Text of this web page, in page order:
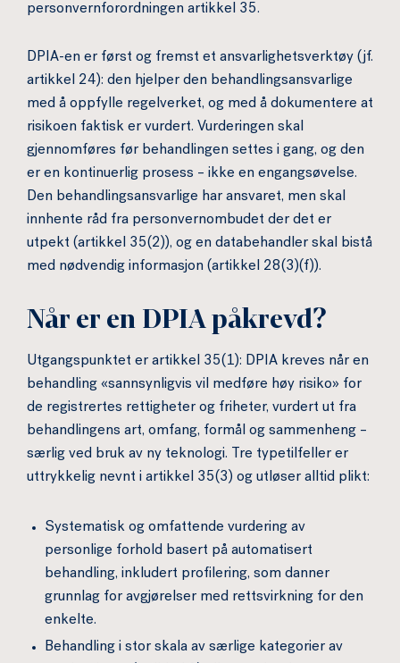
personvernforordningen artikkel 35.
DPIA-en er først og fremst et ansvarlighetsverktøy (jf.
artikkel 24): den hjelper den behandlingsansvarlige
med å oppfylle regelverket, og med å dokumentere at
risikoen faktisk er vurdert. Vurderingen skal
gjennomføres før behandlingen settes i gang, og den
er en kontinuerlig prosess – ikke en engangsøvelse.
Den behandlingsansvarlige har ansvaret, men skal
innhente råd fra personvernombudet der det er
utpekt (artikkel 35(2)), og en databehandler skal bistå
med nødvendig informasjon (artikkel 28(3)(f)).
Når er en DPIA påkrevd?
Utgangspunktet er artikkel 35(1): DPIA kreves når en
behandling «sannsynligvis vil medføre høy risiko» for
de registrertes rettigheter og friheter, vurdert ut fra
behandlingens art, omfang, formål og sammenheng –
særlig ved bruk av ny teknologi. Tre typetilfeller er
uttrykkelig nevnt i artikkel 35(3) og utløser alltid plikt:
Systematisk og omfattende vurdering av
personlige forhold basert på automatisert
behandling, inkludert profilering, som danner
grunnlag for avgjørelser med rettsvirkning for den
enkelte.
Behandling i stor skala av særlige kategorier av